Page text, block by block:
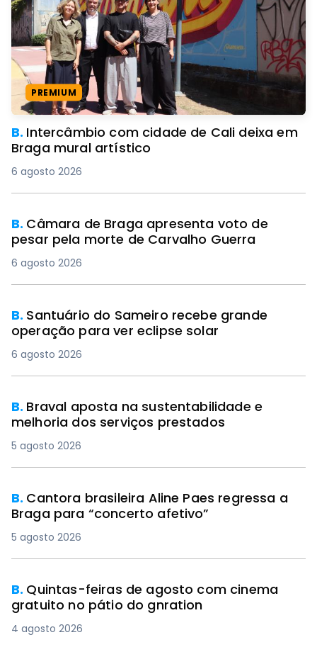
PREMIUM
B. Intercâmbio com cidade de Cali deixa em
Braga mural artístico
6 agosto 2026
B. Câmara de Braga apresenta voto de
pesar pela morte de Carvalho Guerra
6 agosto 2026
B. Santuário do Sameiro recebe grande
operação para ver eclipse solar
6 agosto 2026
B. Braval aposta na sustentabilidade e
melhoria dos serviços prestados
5 agosto 2026
B. Cantora brasileira Aline Paes regressa a
Braga para “concerto afetivo”
5 agosto 2026
B. Quintas-feiras de agosto com cinema
gratuito no pátio do gnration
4 agosto 2026